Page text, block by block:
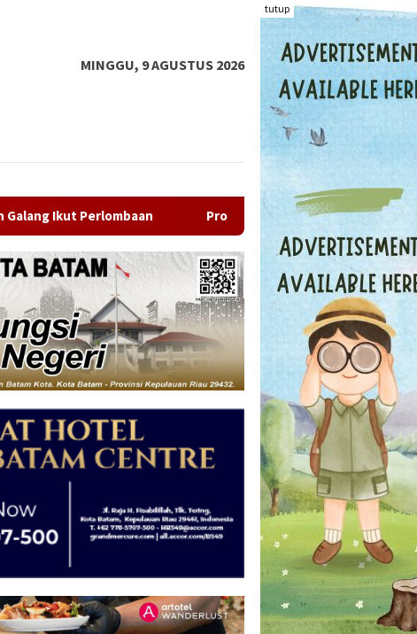
tutup
MINGGU, 9 AGUSTUS 2026
Promo 17 Persen HUT RI, Throwback Night FOX Hotel Nagoya